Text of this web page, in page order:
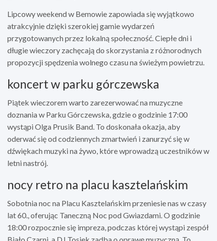
Lipcowy weekend w Bemowie zapowiada się wyjątkowo
atrakcyjnie dzięki szerokiej gamie wydarzeń
przygotowanych przez lokalną społeczność. Ciepłe dni i
długie wieczory zachęcają do skorzystania z różnorodnych
propozycji spędzenia wolnego czasu na świeżym powietrzu.
koncert w parku górczewska
Piątek wieczorem warto zarezerwować na muzyczne
doznania w Parku Górczewska, gdzie o godzinie 17:00
wystąpi Olga Prusik Band. To doskonała okazja, aby
oderwać się od codziennych zmartwień i zanurzyć się w
dźwiękach muzyki na żywo, które wprowadzą uczestników w
letni nastrój.
nocy retro na placu kasztelańskim
Sobotnia noc na Placu Kasztelańskim przeniesie nas w czasy
lat 60., oferując Taneczną Noc pod Gwiazdami. O godzinie
18:00 rozpocznie się impreza, podczas której wystąpi zespół